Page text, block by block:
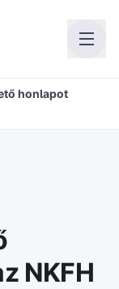
honlapot
NKFH